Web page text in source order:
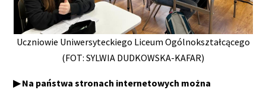
Uczniowie Uniwersyteckiego Liceum Ogólnokształcącego
(FOT: SYLWIA DUDKOWSKA-KAFAR)
▶ Na państwa stronach internetowych można